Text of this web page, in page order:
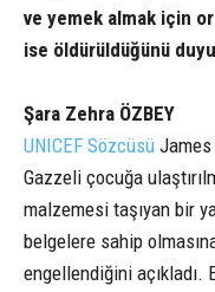
ve yemek almak için
ise öldürüldüğünü
Şara Zehra ÖZBEY
UNICEF Sözcüsü James
Gazzeli çocuğa
malzemesi taşıyan bir
belgelere sahip
engellendiğini açıkladı.